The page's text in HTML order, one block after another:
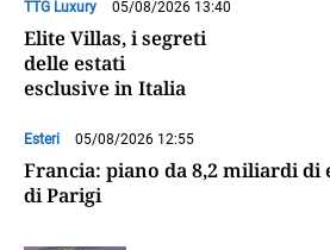
TTG Luxury 05/08/2026 13:40
Elite Villas, i segreti
delle estati
esclusive in Italia
Esteri 05/08/2026 12:55
Francia: piano da 8,2 miliardi
di Parigi